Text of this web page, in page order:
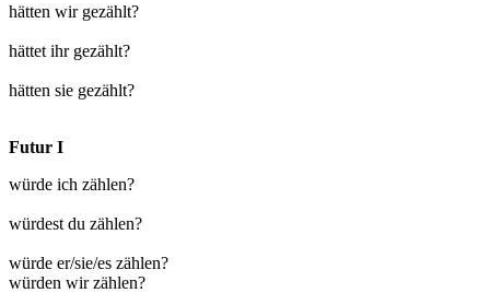
hätten wir gezählt?
hättet ihr gezählt?
hätten sie gezählt?
Futur I
würde ich zählen?
würdest du zählen?
würde er/sie/es zählen?
würden wir zählen?